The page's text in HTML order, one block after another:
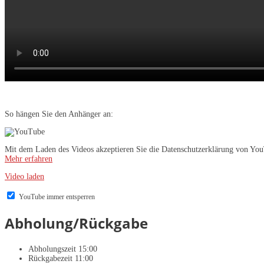
So hängen Sie den Anhänger an:
Mit dem Laden des Videos akzeptieren Sie die Datenschutzerklärung von
Mehr erfahren
Video laden
YouTube immer entsperren
Abholung/Rückgabe
Abholungszeit 15:00
Rückgabezeit 11:00